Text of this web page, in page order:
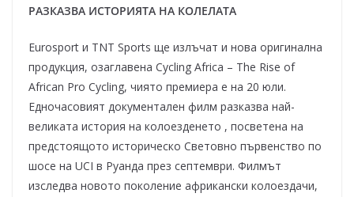
РАЗКАЗВА ИСТОРИЯТА НА КОЛЕЛАТА
Eurosport и TNT Sports ще излъчат и нова оригинална
продукция, озаглавена Cycling Africa – The Rise of
African Pro Cycling, чиято премиера е на 20 юли.
Едночасовият документален филм разказва най-
великата история на колоезденето , посветена на
предстоящото историческо Световно първенство по
шосе на UCI в Руанда през септември. Филмът
изследва новото поколение африкански колоездачи,